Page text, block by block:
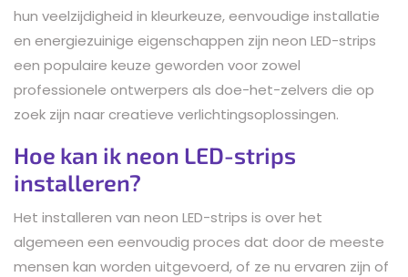
hun veelzijdigheid in kleurkeuze, eenvoudige installatie
en energiezuinige eigenschappen zijn neon LED-strips
een populaire keuze geworden voor zowel
professionele ontwerpers als doe-het-zelvers die op
zoek zijn naar creatieve verlichtingsoplossingen.
Hoe kan ik neon LED-strips
installeren?
Het installeren van neon LED-strips is over het
algemeen een eenvoudig proces dat door de meeste
mensen kan worden uitgevoerd, of ze nu ervaren zijn of